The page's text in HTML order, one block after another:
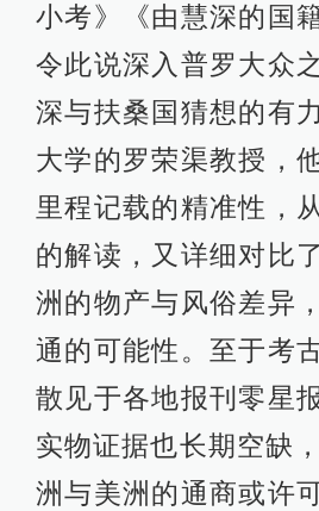
小考》《由慧深的国
令此说深入普罗大众
深与扶桑国猜想的有
大学的罗荣渠教授，
里程记载的精准性，
的解读，又详细对比
洲的物产与风俗差异
通的可能性。至于考
散见于各地报刊零星
实物证据也长期空缺
洲与美洲的通商或许